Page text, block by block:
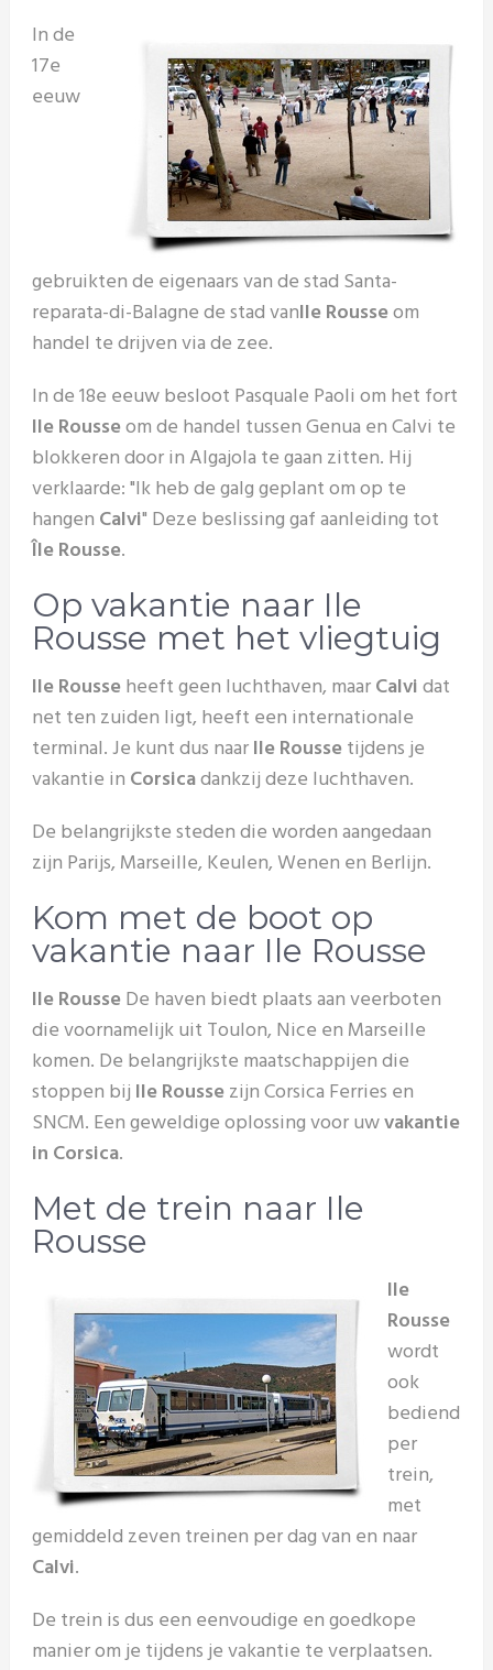
In de
17e
eeuw
gebruikten de eigenaars van de stad Santa-
reparata-di-Balagne de stad vanIle Rousseom
handel te drijven via de zee.
In de 18e eeuw besloot Pasquale Paoli om het fort
Ile Rousseom de handel tussen Genua en Calvi te
blokkeren door in Algajola te gaan zitten. Hij
verklaarde: "Ik heb de galg geplant om op te
hangen Calvi" Deze beslissing gaf aanleiding tot
Île Rousse.
Op vakantie naar Ile
Rousse met het vliegtuig
Ile Rousseheeft geen luchthaven, maarCalvidat
net ten zuiden ligt, heeft een internationale
terminal. Je kunt dus naarIle Roussetijdens je
vakantie in Corsicadankzij deze luchthaven.
De belangrijkste steden die worden aangedaan
zijn Parijs, Marseille, Keulen, Wenen en Berlijn.
Kom met de boot op
vakantie naar Ile Rousse
Ile RousseDe haven biedt plaats aan veerboten
die voornamelijk uit Toulon, Nice en Marseille
komen. De belangrijkste maatschappijen die
stoppen bij Ile Roussezijn Corsica Ferries en
SNCM. Een geweldige oplossing voor uwvakantie
in Corsica.
Met de trein naar Ile
Rousse
Ile
Rousse
wordt
ook
bediend
per
trein,
met
gemiddeld zeven treinen per dag van en naar
Calvi.
De trein is dus een eenvoudige en goedkope
manier om je tijdens je vakantie te verplaatsen.